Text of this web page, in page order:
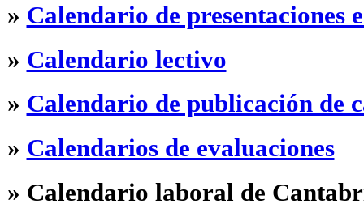
» Calendario de presentaciones
» Calendario lectivo
» Calendario de publicación de
» Calendarios de evaluaciones
» Calendario laboral de